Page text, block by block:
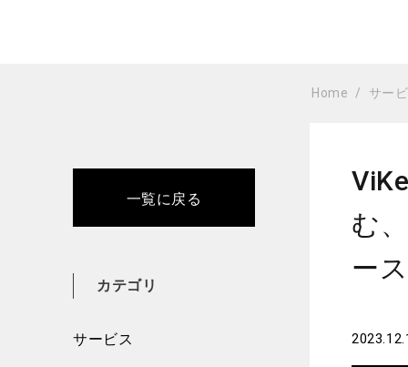
Home サー
一覧に戻る
カテゴリ
サービス
む
ー